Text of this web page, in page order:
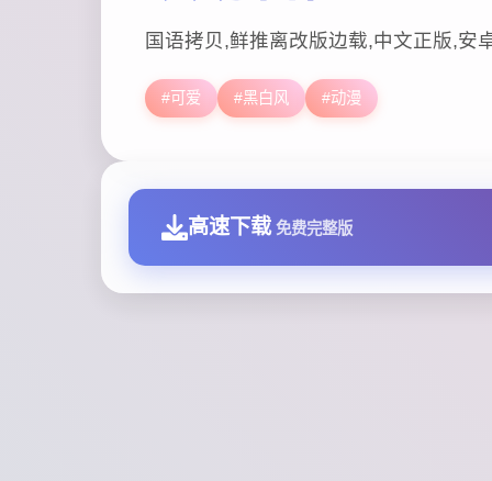
国语拷贝,鲜推离改版边载,中文正版,安
#可爱 #黑白风 #动漫
高速下载 免费完整版